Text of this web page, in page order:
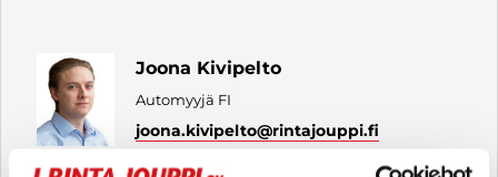
Joona Kivipelto
Automyyjä FI
joona.kivipelto@rintajouppi.fi